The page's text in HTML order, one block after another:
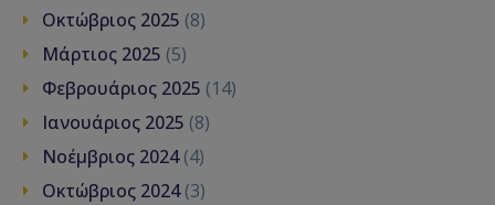
Οκτώβριος 2025 (8)
Μάρτιος 2025 (5)
Φεβρουάριος 2025 (14)
Ιανουάριος 2025 (8)
Νοέμβριος 2024(4)
Οκτώβριος 2024(3)